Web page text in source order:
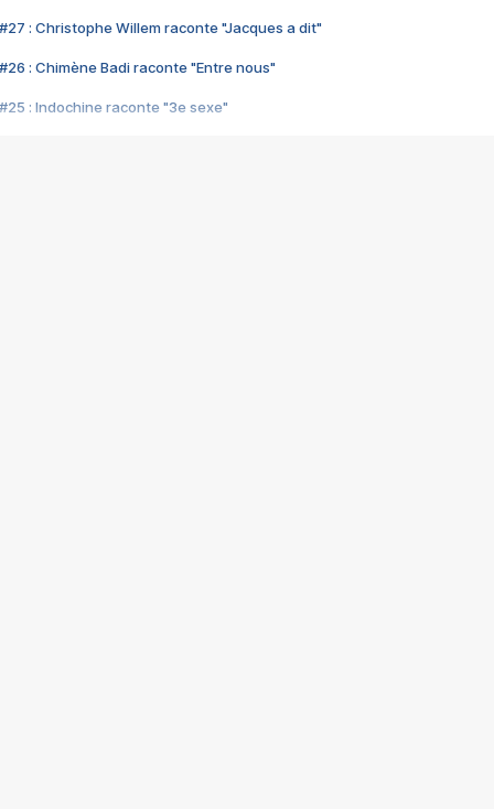
#27 : Christophe Willem raconte "Jacques a dit"
#26 : Chimène Badi raconte "Entre nous"
#25 : Indochine raconte "3e sexe"